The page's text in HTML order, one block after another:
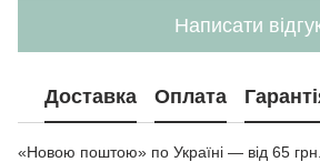
Написати
Доставка Оплата
«Новою поштою» по Україні — від 65 грн.